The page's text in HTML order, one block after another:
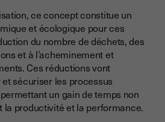
ce concept constitue un
et écologique pour ces
du nombre de déchets, des
et à l’acheminement et
Ces réductions vont
sécuriser les processus
un gain de temps non
la productivité et la performance.